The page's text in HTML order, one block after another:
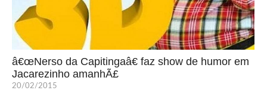
â€œNerso da Capitingaâ€ faz show de humor em
Jacarezinho amanhÃ£
20/02/2015